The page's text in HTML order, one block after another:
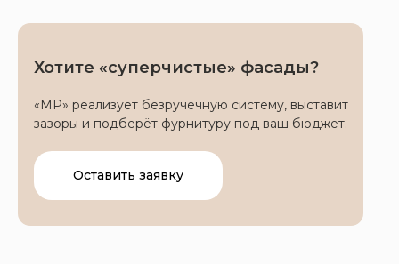
Хотите «суперчистые» фасады?
«МР» реализует безручечную систему, выставит
зазоры и подберёт фурнитуру под ваш бюджет.
Оставить заявку